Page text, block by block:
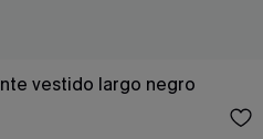
vestido largo negro